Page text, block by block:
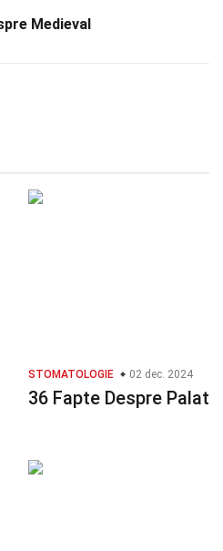
Medieval
STOMATOLOGIE 02 dec. 2024
36 Fapte Despre Palat